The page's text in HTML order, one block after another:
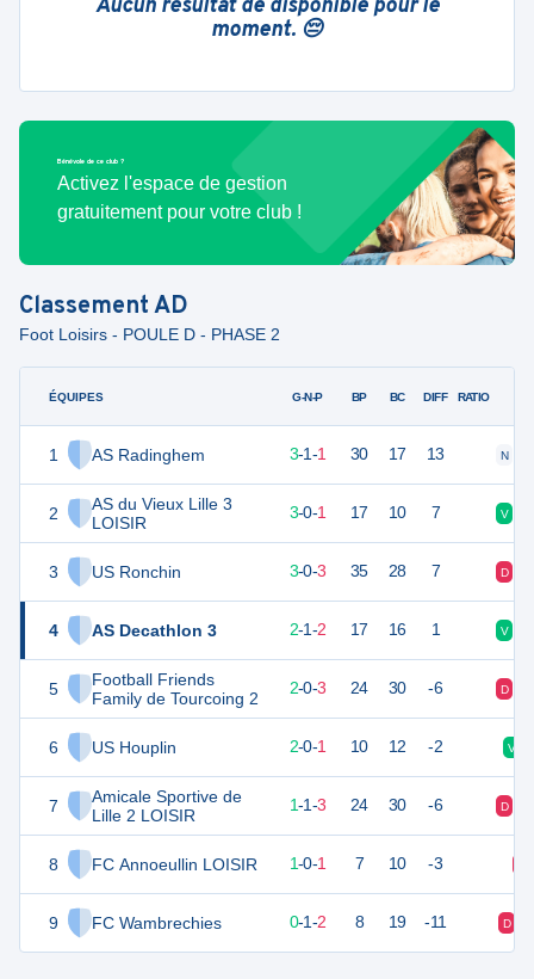
Aucun résultat de disponible pour le
moment. 😔
Bénévole de ce club ?
Activez l'espace de gestion
gratuitement pour votre club !
ClassementAD
Foot Loisirs - POULE D - PHASE 2
ÉQUIPES
1 AS Radinghem
2
AS du Vieux Lille 3
LOISIR
3 US Ronchin
4 AS Decathlon 3
5
Football Friends
Family de Tourcoing 2
6 US Houplin
7
Amicale Sportive de
Lille 2 LOISIR
8 FC Annoeullin LOISIR
9 FC Wambrechies
G-N-P BP BC DIFF RATIO
3-1-1 30 17 13 N
9 3-0-1 17 10 7 V
3-0-3 35 28 7 D
7 2-1-2 17 16 1 V
6 5 2-0-3 24 30 -6 D
2-0-1 10 12 -2 V
4 1-1-3 24 30 -6 D
3 2 1-0-1 7 10 -3
1 0-1-2 8 19 -11 D